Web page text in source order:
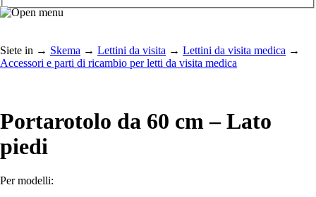
Siete in → Skema → Lettini da visita → Lettini da visita medica →
Accessori e parti di ricambio per letti da visita medica
Portarotolo da 60 cm – Lato
piedi
Per modelli: